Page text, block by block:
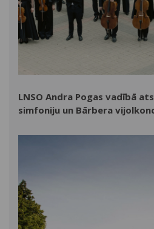
LNSO Andra Pogas vadībā
simfoniju un Bārbera